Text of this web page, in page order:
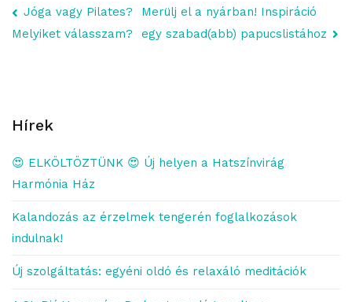
Bejegyzés
lapozó
Jóga vagy Pilates?
Melyiket válasszam?
Merülj el a nyárban! Inspiráció
egy szabad(abb) papucslistához
Hírek
😍 ELKÖLTÖZTÜNK 😍 Új helyen a Hatszínvirág
Harmónia Ház
Kalandozás az érzelmek tengerén foglalkozások
indulnak!
Új szolgáltatás: egyéni oldó és relaxáló meditációk